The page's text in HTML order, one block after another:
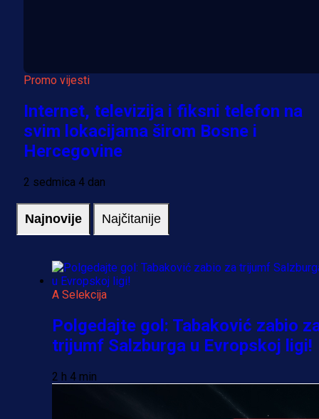
Promo vijesti
Internet, televizija i fiksni telefon na
svim lokacijama širom Bosne i
Hercegovine
2 sedmica 4 dan
Najnovije Najčitanije
A Selekcija
Polgedajte gol: Tabaković zabio
trijumf Salzburga u Evropskoj ligi!
2 h 4 min